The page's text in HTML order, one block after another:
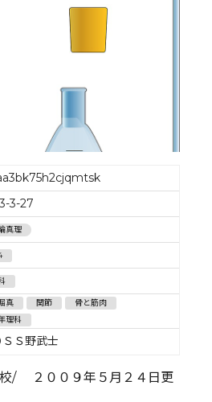
3-27
真理
真 関節
骨と筋肉
理科
ＳＳ野武士
/ ２００９年５月２４日更